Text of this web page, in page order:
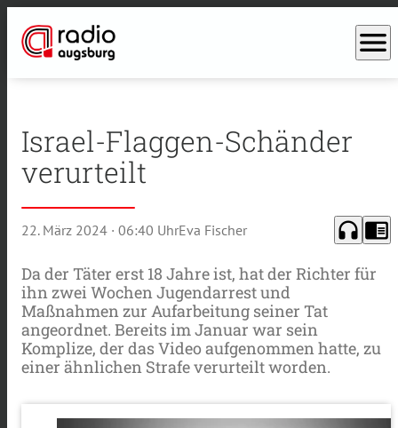
menu
Israel-Flaggen-Schänder
verurteilt
22. März 2024 · 06:40 UhrEva Fischer headphones chrome_reader_mode
Da der Täter erst 18 Jahre ist, hat der Richter für
ihn zwei Wochen Jugendarrest und
Maßnahmen zur Aufarbeitung seiner Tat
angeordnet. Bereits im Januar war sein
Komplize, der das Video aufgenommen hatte, zu
einer ähnlichen Strafe verurteilt worden.